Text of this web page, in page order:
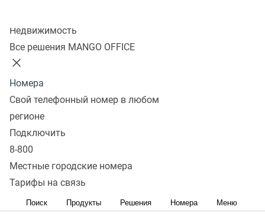
Недвижимость
Все решения MANGO OFFICE
Номера
Свой телефонный номер в любом
регионе
Подключить
8-800
Местные городские номера
Тарифы на связь
Поиск Продукты Решения Номера Меню
Как облачный контакт-центр
решает задачи отдела
продаж
Основные вызовы, стоящие перед отделами продаж:
привлечь больше обращений потенциальных
клиентов, успешнее конвертировать обращения
в продажи и повысить финансовую отдачу от каждой
сделки.